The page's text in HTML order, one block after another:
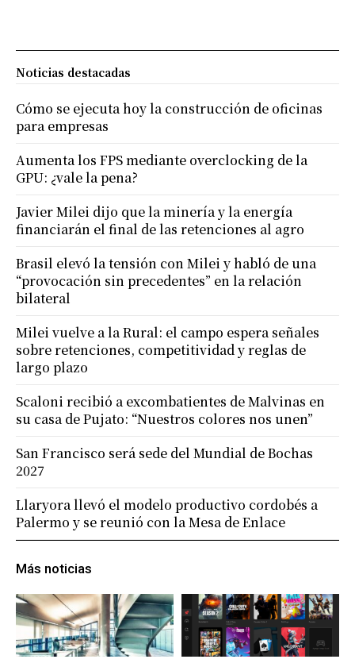
Más noticias
Noticias destacadas
Cómo se ejecuta hoy la construcción de oficinas
para empresas
Aumenta los FPS mediante overclocking de la
GPU: ¿vale la pena?
Javier Milei dijo que la minería y la energía
financiarán el final de las retenciones al agro
Brasil elevó la tensión con Milei y habló de una
“provocación sin precedentes” en la relación
bilateral
Milei vuelve a la Rural: el campo espera señales
sobre retenciones, competitividad y reglas de
largo plazo
Scaloni recibió a excombatientes de Malvinas en
su casa de Pujato: “Nuestros colores nos unen”
San Francisco será sede del Mundial de Bochas
2027
Llaryora llevó el modelo productivo cordobés a
Palermo y se reunió con la Mesa de Enlace